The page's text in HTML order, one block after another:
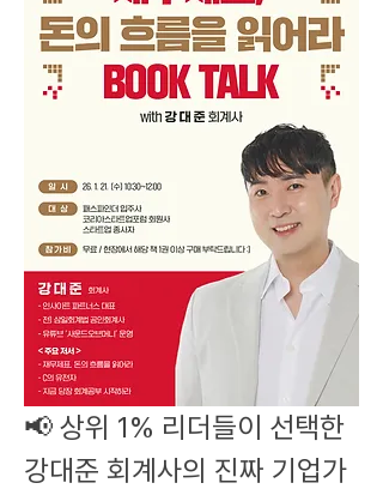
📢 상위 1% 리더들이 선택한
강대준 회계사의 진짜 기업가